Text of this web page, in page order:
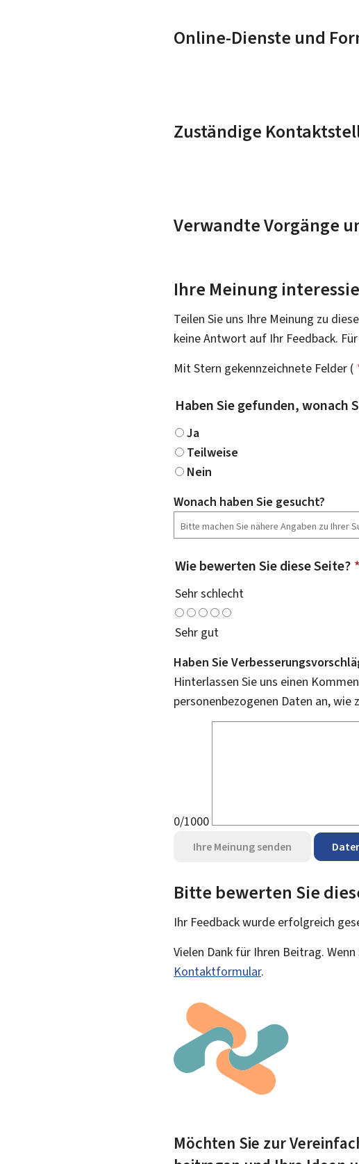
Online-Dienste und
Zuständige
Verwandte Vorgänge
Ihre Meinung
Teilen Sie uns Ihre Meinung zu
keine Antwort auf Ihr Feedback.
Mit Stern gekennzeichnete Felder (
Haben Sie gefunden, wonach
Ja
Teilweise
Nein
Wonach haben Sie gesucht?
Wie bewerten Sie diese Seite? *
Sehr schlecht
Sehr gut
Haben Sie
Hinterlassen Sie uns einen
personenbezogenen Daten an,
0/1000
Ihre Meinung senden
Bitte bewerten Sie
Ihr Feedback wurde erfolgreich
Vielen Dank für Ihren Beitrag.
Kontaktformular.
Möchten Sie zur